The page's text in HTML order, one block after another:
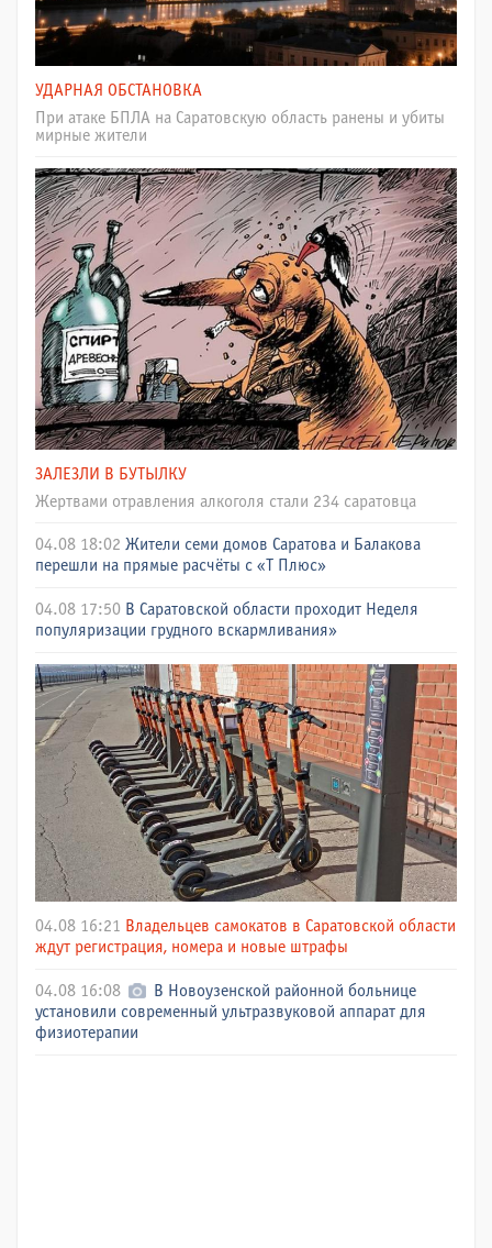
УДАРНАЯ ОБСТАНОВКА
При атаке БПЛА на Саратовскую область ранены и убиты
мирные жители
ЗАЛЕЗЛИ В БУТЫЛКУ
Жертвами отравления алкоголя стали 234 саратовца
04.08 18:02 Жители семи домов Саратова и Балакова
перешли на прямые расчёты с «Т Плюс»
04.08 17:50 В Саратовской области проходит Неделя
популяризации грудного вскармливания»
04.08 16:21 Владельцев самокатов в Саратовской области
ждут регистрация, номера и новые штрафы
04.08 16:08
В Новоузенской районной больнице
установили современный ультразвуковой аппарат для
физиотерапии